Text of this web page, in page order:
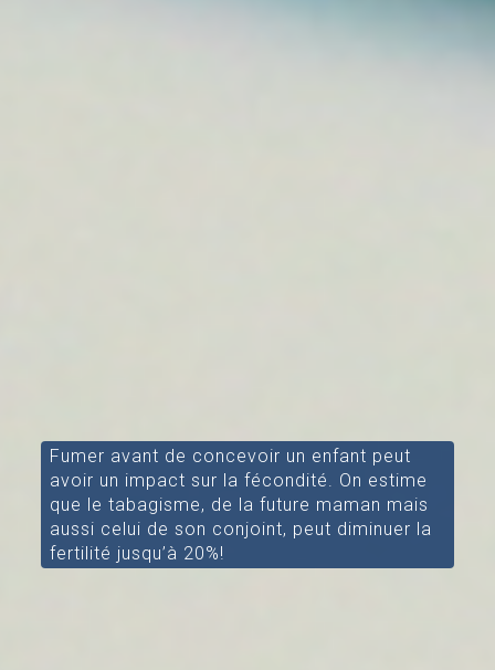
Fumer avant de concevoir un enfant peut
avoir un impact sur la fécondité. On estime
que le tabagisme, de la future maman mais
aussi celui de son conjoint, peut diminuer la
fertilité jusqu’à 20%!